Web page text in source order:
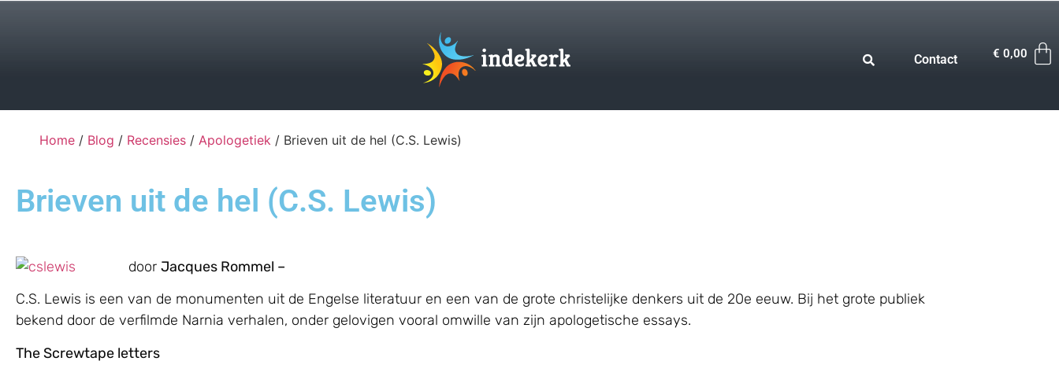
Contact € 0,00
Home / Blog / Recensies / Apologetiek / Brieven uit de hel (C.S. Lewis)
Brieven uit de hel (C.S. Lewis)
door Jacques Rommel –
C.S. Lewis is een van de monumenten uit de Engelse literatuur en een van de grote christelijke denkers uit de 20e eeuw. Bij het grote publiek
bekend door de verfilmde Narnia verhalen, onder gelovigen vooral omwille van zijn apologetische essays.
The Screwtape letters